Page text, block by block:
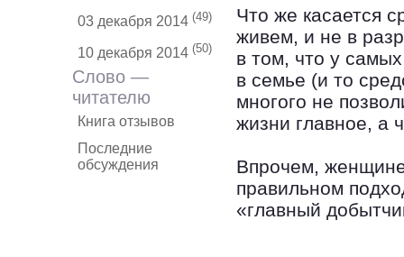
03 декабря 2014 (49)
10 декабря 2014 (50)
Слово —
читателю
Книга отзывов
Последние
обсуждения
Что же касается
живем, и не в
в том, что у
в семье (и то
многого не
жизни главное, а
Впрочем,
правильном
«главный